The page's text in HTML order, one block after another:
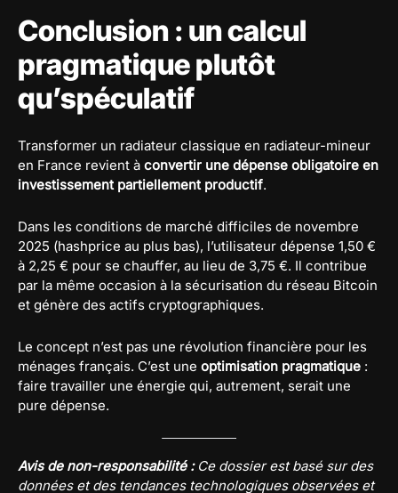
Conclusion : un calcul
pragmatique plutôt
qu’spéculatif
Transformer un radiateur classique en radiateur-mineur
en France revient à convertir une dépense obligatoire en
investissement partiellement productif.
Dans les conditions de marché difficiles de novembre
2025 (hashprice au plus bas), l’utilisateur dépense 1,50 €
à 2,25 € pour se chauffer, au lieu de 3,75 €. Il contribue
par la même occasion à la sécurisation du réseau Bitcoin
et génère des actifs cryptographiques.
Le concept n’est pas une révolution financière pour les
ménages français. C’est une optimisation pragmatique :
faire travailler une énergie qui, autrement, serait une
pure dépense.
Avis de non-responsabilité :Ce dossier est basé sur des
données et des tendances technologiques observées et